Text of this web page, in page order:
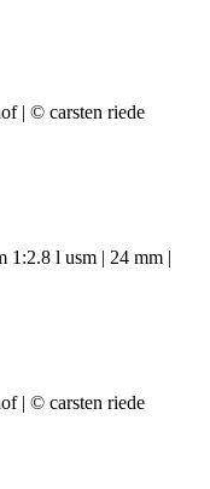
1:2.8 l usm | 24 mm |